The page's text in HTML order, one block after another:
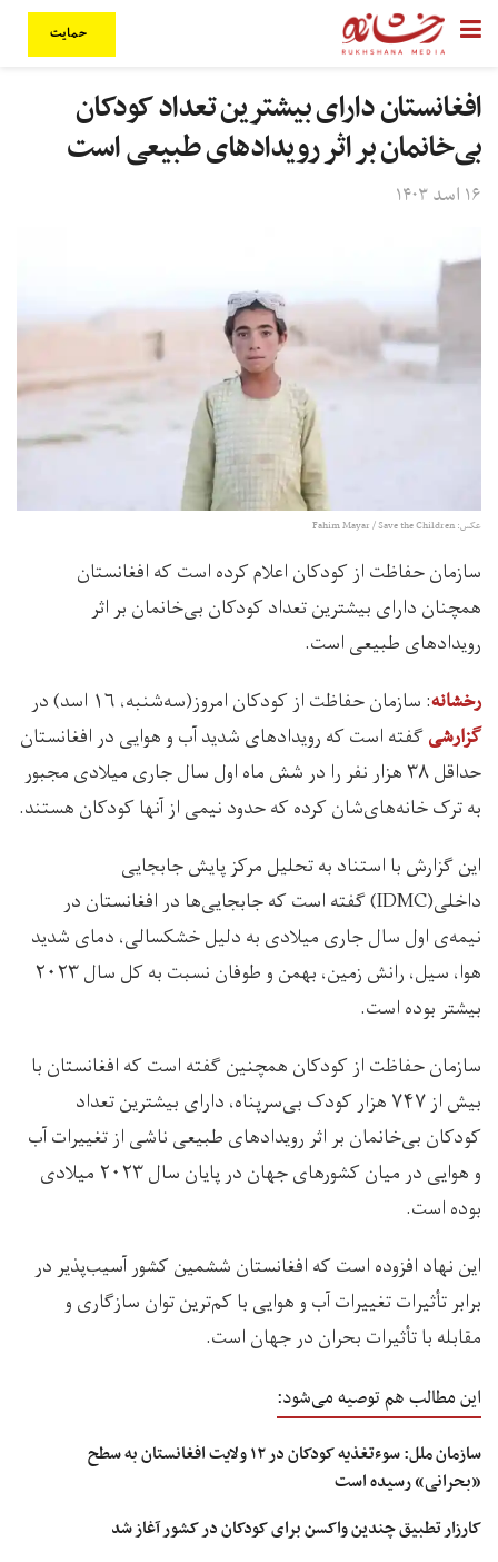
حمایت
افغانستان دارای بیشترین تعداد کودکان
بی‌خانمان بر اثر رویدادهای طبیعی است
۱۶ اسد ۱۴۰۳
عکس: Fahim Mayar / Save the Children
سازمان حفاظت از کودکان اعلام کرده است که افغانستان
همچنان دارای بیشترین تعداد کودکان بی‌خانمان بر اثر
رویدادهای طبیعی است.
رخشانه: سازمان حفاظت از کودکان امروز(سه‌شنبه، ۱۶ اسد) در
گزارشیگفته است که رویدادهای شدید آب و هوایی در افغانستان
حداقل ۳۸ هزار نفر را در شش ماه اول سال جاری میلادی مجبور
به ترک خانه‌های‌شان کرده که حدود نیمی از آنها کودکان هستند.
این گزارش با استناد به تحلیل مرکز پایش جابجایی
داخلی(IDMC) گفته است که جابجایی‌ها در افغانستان در
نیمه‌ی اول سال جاری میلادی به دلیل خشکسالی، دمای شدید
هوا، سیل، رانش زمین، بهمن و طوفان نسبت به کل سال ۲۰۲۳
بیشتر بوده است.
سازمان حفاظت از کودکان همچنین گفته است که افغانستان با
بیش از ۷۴۷ هزار کودک بی‌سرپناه، دارای بیشترین تعداد
کودکان بی‌خانمان بر اثر رویدادهای طبیعی ناشی از تغییرات آب
و هوایی در میان کشورهای جهان در پایان سال ۲۰۲۳ میلادی
بوده است.
این نهاد افزوده است که افغانستان ششمین کشور آسیب‌پذیر در
برابر تأثیرات تغییرات آب و هوایی با کم‌ترین توان سازگاری و
مقابله با تأثیرات بحران در جهان است.
این مطالب هم توصیه می‌شود:
سازمان ملل: سوءتغذیه کودکان در ۱۲ ولایت‌ افغانستان به سطح
«بحرانی» رسیده است
کارزار تطبیق چندین واکسن برای کودکان در کشور آغاز شد